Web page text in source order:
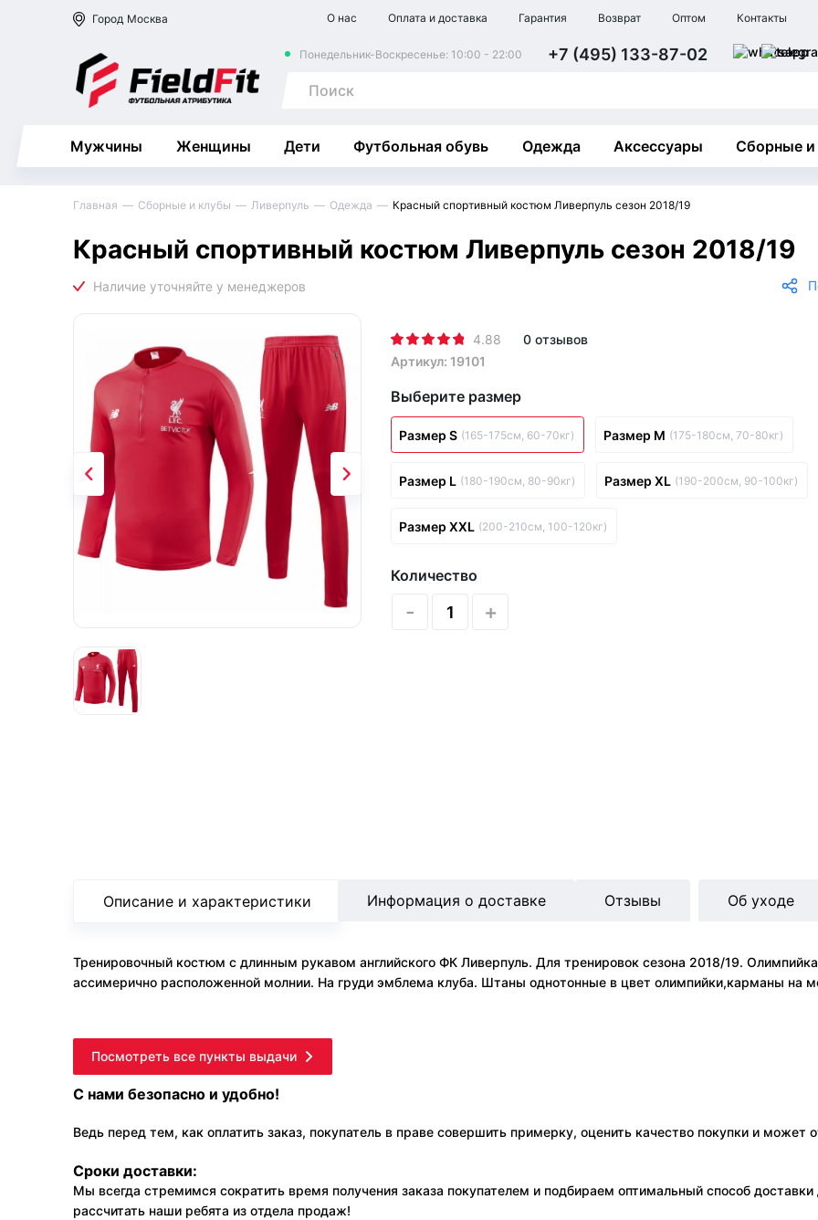
Город Москва О нас Оплата и доставка Гарантия Возврат Оптом Контакты
Понедельник-Воскресенье: 10:00 - 22:00 +7 (495) 133-87-02
Мужчины Женщины Дети Футбольная обувь Одежда Аксессуары Сборные
Главная Сборные и клубы Ливерпуль Одежда Красный спортивный костюм Ливерпуль сезон 2018/19
Красный спортивный костюм Ливерпуль сезон 2018/19
4.88
0 отзывов
Артикул: 19101
Выберите размер
Размер S (165-175см, 60-70кг) Размер M (175-180см, 70-80кг)
Размер L (180-190см, 80-90кг) Размер XL (190-200см, 90-100кг)
Размер XXL (200-210см, 100-120кг)
Количество
- +
Описание и характеристики
Тренировочный костюм с длинным рукавом английского ФК Ливерпуль. Для тренировок сезона 2018/19.
ассимерично расположенной молнии. На груди эмблема клуба. Штаны однотонные в цвет олимпийки,карманы на
Информация о доставке Отзывы Об уходе
Посмотреть все пункты выдачи
С нами безопасно и удобно!
Ведь перед тем, как оплатить заказ, покупатель в праве совершить примерку, оценить качество покупки и может
Сроки доставки:
Мы всегда стремимся сократить время получения заказа покупателем и подбираем оптимальный способ
рассчитать наши ребята из отдела продаж!